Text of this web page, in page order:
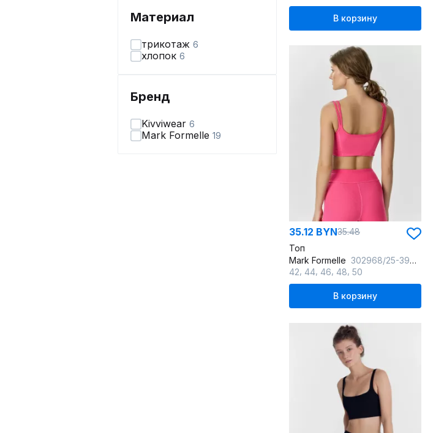
Материал
трикотаж 6
хлопок 6
Бренд
Kivviwear 6
Mark Formelle 19
В корзину
35.12 BYN35.48
Топ
Mark Formelle 302968/25-39027Ц-2 маджента
42 44 46 48 50
В корзину